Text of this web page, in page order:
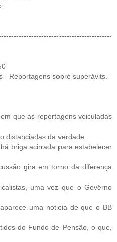
- Reportagens sobre superávits.
que as reportagens veiculadas
distanciadas da verdade.
briga acirrada para estabelecer
gira em torno da diferença
uma vez que o Govêrno
uma noticia de que o BB
do Fundo de Pensão, o que,